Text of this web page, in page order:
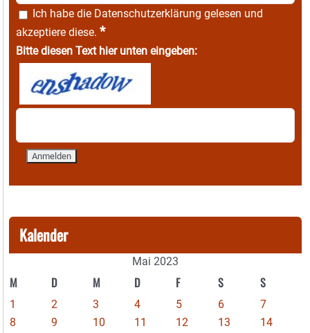
Ich habe die Datenschutzerklärung gelesen und
akzeptiere diese. *
Bitte diesen Text hier unten eingeben:
Kalender
Mai 2023
M D M D F S S
1 2 3 4 5 6
7
8
9 10 11 12 13
14